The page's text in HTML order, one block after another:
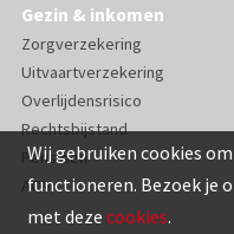
Wij gebruiken cookies
functioneren. Bezoek je
met deze cookies.
Gezin & inkomen
Zorgverzekering
Uitvaartverzekering
Overlijdensrisico
Rechtsbijstand
Pensioen
AOV